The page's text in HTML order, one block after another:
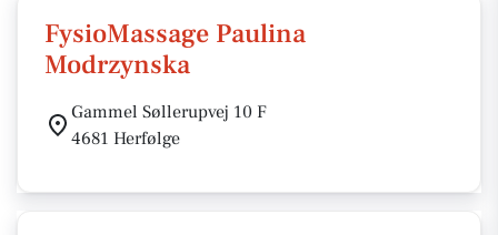
FysioMassage Paulina
Modrzynska
Gammel Søllerupvej 10 F
4681 Herfølge